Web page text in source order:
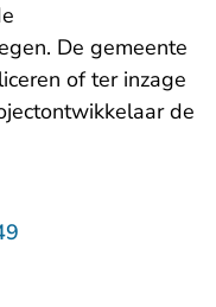
De gemeente
of ter inzage
de